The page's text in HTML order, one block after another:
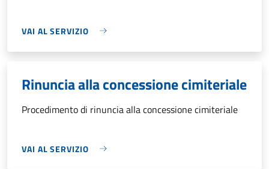
VAI AL SERVIZIO
Rinuncia alla concessione cimiteriale
Procedimento di rinuncia alla concessione cimiteriale
VAI AL SERVIZIO